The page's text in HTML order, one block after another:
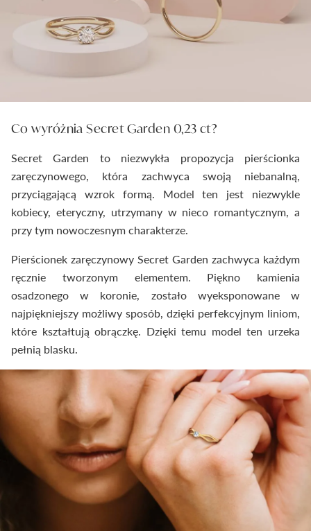
Co wyróżnia Secret Garden 0,23 ct?
Secret Garden to niezwykła propozycja pierścionka
zaręczynowego, która zachwyca swoją niebanalną,
przyciągającą wzrok formą. Model ten jest niezwykle
kobiecy, eteryczny, utrzymany w nieco romantycznym, a
przy tym nowoczesnym charakterze.
Pierścionek zaręczynowy Secret Garden zachwyca każdym
ręcznie tworzonym elementem. Piękno kamienia
osadzonego w koronie, zostało wyeksponowane w
najpiękniejszy możliwy sposób, dzięki perfekcyjnym liniom,
które kształtują obrączkę. Dzięki temu model ten urzeka
pełnią blasku.